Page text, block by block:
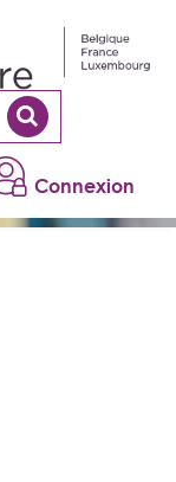
Connexion